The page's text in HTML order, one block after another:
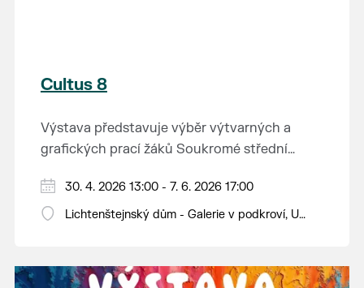
Cultus 8
Výstava představuje výběr výtvarných a
grafických prací žáků Soukromé střední
30. 4. 2026 13:00 - 7. 6. 2026 17:00
Lichtenštejnský dům - Galerie v podkroví, U